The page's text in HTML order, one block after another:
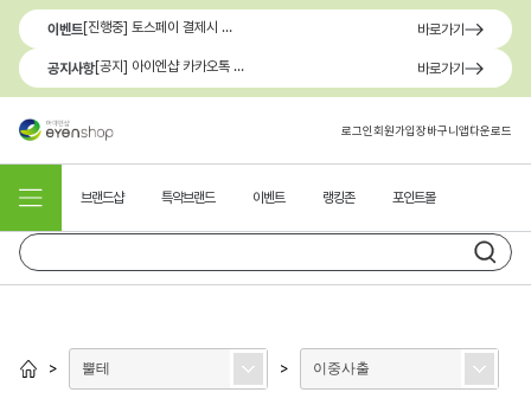
이벤트 [진행중] 토스페이 결제시 최대 1.3만원 혜택 바로가기
공지사항 [공지] 아이엔샵 카카오톡 1:1 문의 채널 이용 안내 바로가기
로그인회원가입장바구니앱다운로드
브랜드샵 특약브랜드 이벤트 랭킹존 포인트몰
> 뿔테 > 이중사출